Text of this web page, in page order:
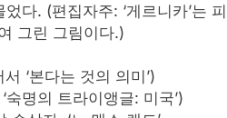
었다. (편집자주: ‘게르니카’
그린 그림이다.)
‘본다는 것의 의미’)
명의 트라이앵글: 미국’)